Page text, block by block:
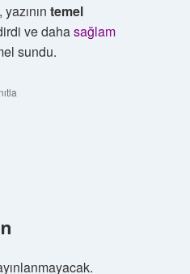
temel
ve dahasağlam
sundu.